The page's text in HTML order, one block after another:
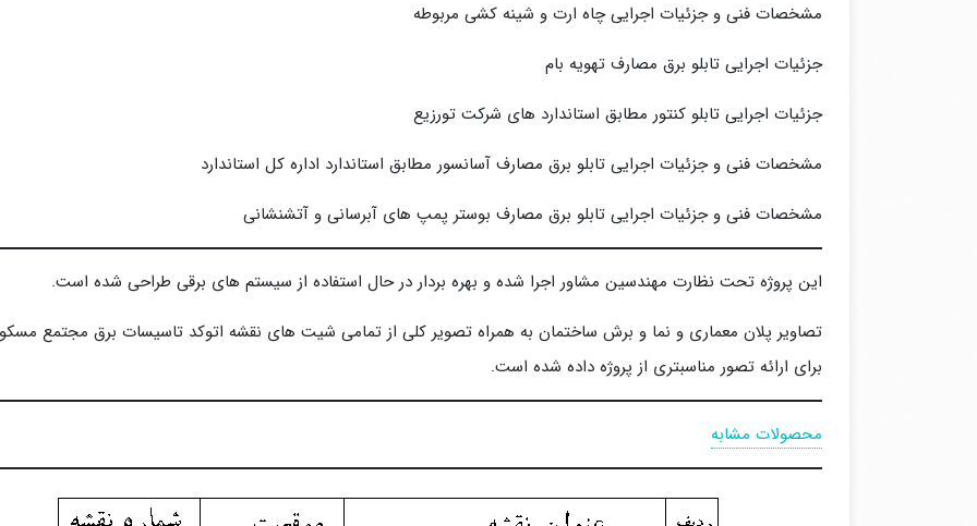
مشخصات فنی و جزئیات اجرایی چاه ارت و شینه کشی مربوطه
جزئیات اجرایی تابلو برق مصارف تهویه بام
جزئیات اجرایی تابلو کنتور مطابق استاندارد های شرکت تورزیع
مشخصات فنی و جزئیات اجرایی تابلو برق مصارف آسانسور مطابق استاندارد اداره کل استاندارد
مشخصات فنی و جزئیات اجرایی تابلو برق مصارف بوستر پمپ های آبرسانی و آتشنشانی
این پروژه تحت نظارت مهندسین مشاور اجرا شده و بهره بردار در حال استفاده از سیستم های برقی طراحی شده است.
تصاویر پلان معماری و نما و برش ساختمان به همراه تصویر کلی از تمامی شیت های نقشه اتوکد تاسیسات برق مجتمع
برای ارائه تصور مناسبتری از پروژه داده شده است.
محصولات مشابه